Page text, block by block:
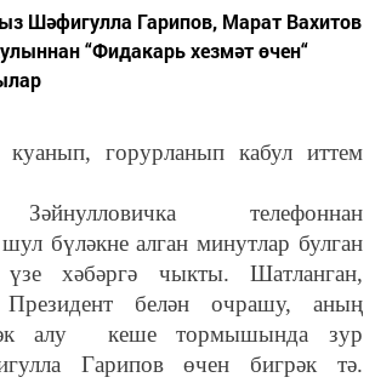
Шәфигулла Гарипов, Марат Вахитов
“Фидакарь хезмәт өчен“
горурланып кабул иттем
телефоннан
бүләкне алган минутлар булган
хәбәргә чыкты. Шатланган,
Президент белән очрашу, аның
алу кеше тормышында зур
Гарипов өчен бигрәк тә.